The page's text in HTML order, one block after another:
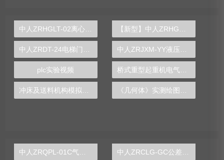
中人ZRHGLT-02离心泵综合实验装置
plc实验视频